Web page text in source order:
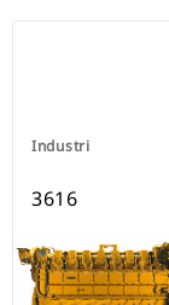
Industri
3616